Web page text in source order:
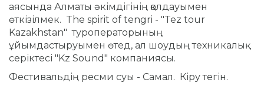
аясында Алматы әкімдігінің қолдауымен
өткізілмек. The spirit of tengri - "Tez tour
Kazakhstan" туроператорының
ұйымдастыруымен өтед, ал шоудың техникалық
серіктесі "Kz Sound" компаниясы.
Фестивальдің ресми суы - Самал. Кіру тегін.